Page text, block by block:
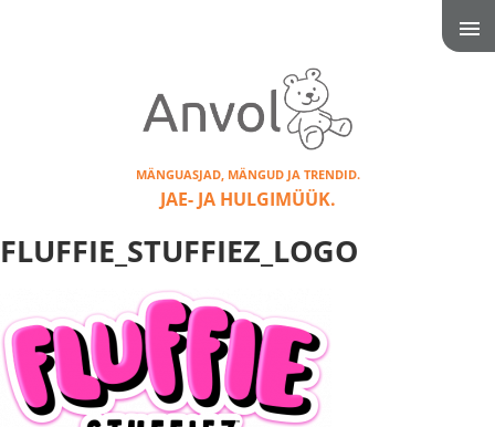
MÄNGUASJAD, MÄNGUD JA TRENDID.
JAE- JA HULGIMÜÜK.
FLUFFIE_STUFFIEZ_LOGO